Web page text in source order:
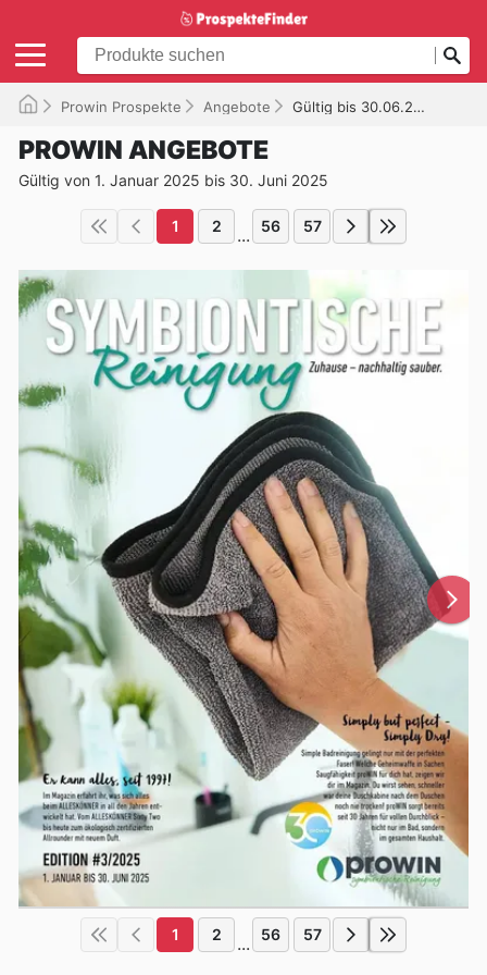
Prowin Prospekte Angebote Gültig bis 30.06.2025
PROWIN ANGEBOTE
Gültig von 1. Januar 2025 bis 30. Juni 2025
1 2 ... 56 57
1 2 ... 56 57